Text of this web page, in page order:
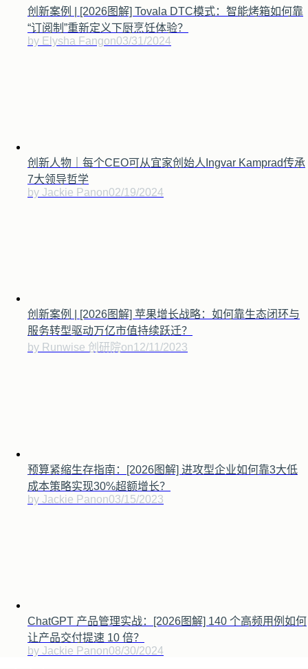
创新案例 | [2026图解] Tovala DTC模式：智能烤箱如何靠
“订阅制”重新定义下厨烹饪体验？
by Elysha Fangon03/31/2024
创新人物｜每个CEO可从宜家创始人Ingvar Kamprad传承
7大领导哲学
by Jackie Panon02/19/2024
创新案例 | [2026图解] 苹果增长战略：如何靠生态闭环与
服务转型驱动万亿市值持续跃迁？
by Runwise 创研院on12/11/2023
预算紧缩生存指南：[2026图解] 进攻型企业如何靠3大低
成本策略实现30%超额增长？
by Jackie Panon03/15/2023
ChatGPT 产品管理实战：[2026图解] 140 个高频用例如何
让产品交付提速 10 倍？
by Jackie Panon08/30/2024